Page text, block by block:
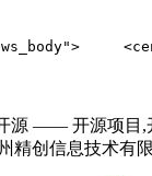
源 —— 开源项目,
精创信息技术有